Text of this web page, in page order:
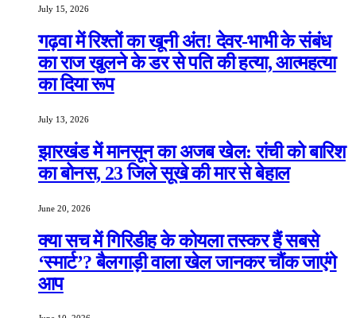
July 15, 2026
गढ़वा में रिश्तों का खूनी अंत! देवर-भाभी के संबंध
का राज खुलने के डर से पति की हत्या, आत्महत्या
का दिया रूप
July 13, 2026
झारखंड में मानसून का अजब खेल: रांची को बारिश
का बोनस, 23 जिले सूखे की मार से बेहाल
June 20, 2026
क्या सच में गिरिडीह के कोयला तस्कर हैं सबसे
‘स्मार्ट’? बैलगाड़ी वाला खेल जानकर चौंक जाएंगे
आप